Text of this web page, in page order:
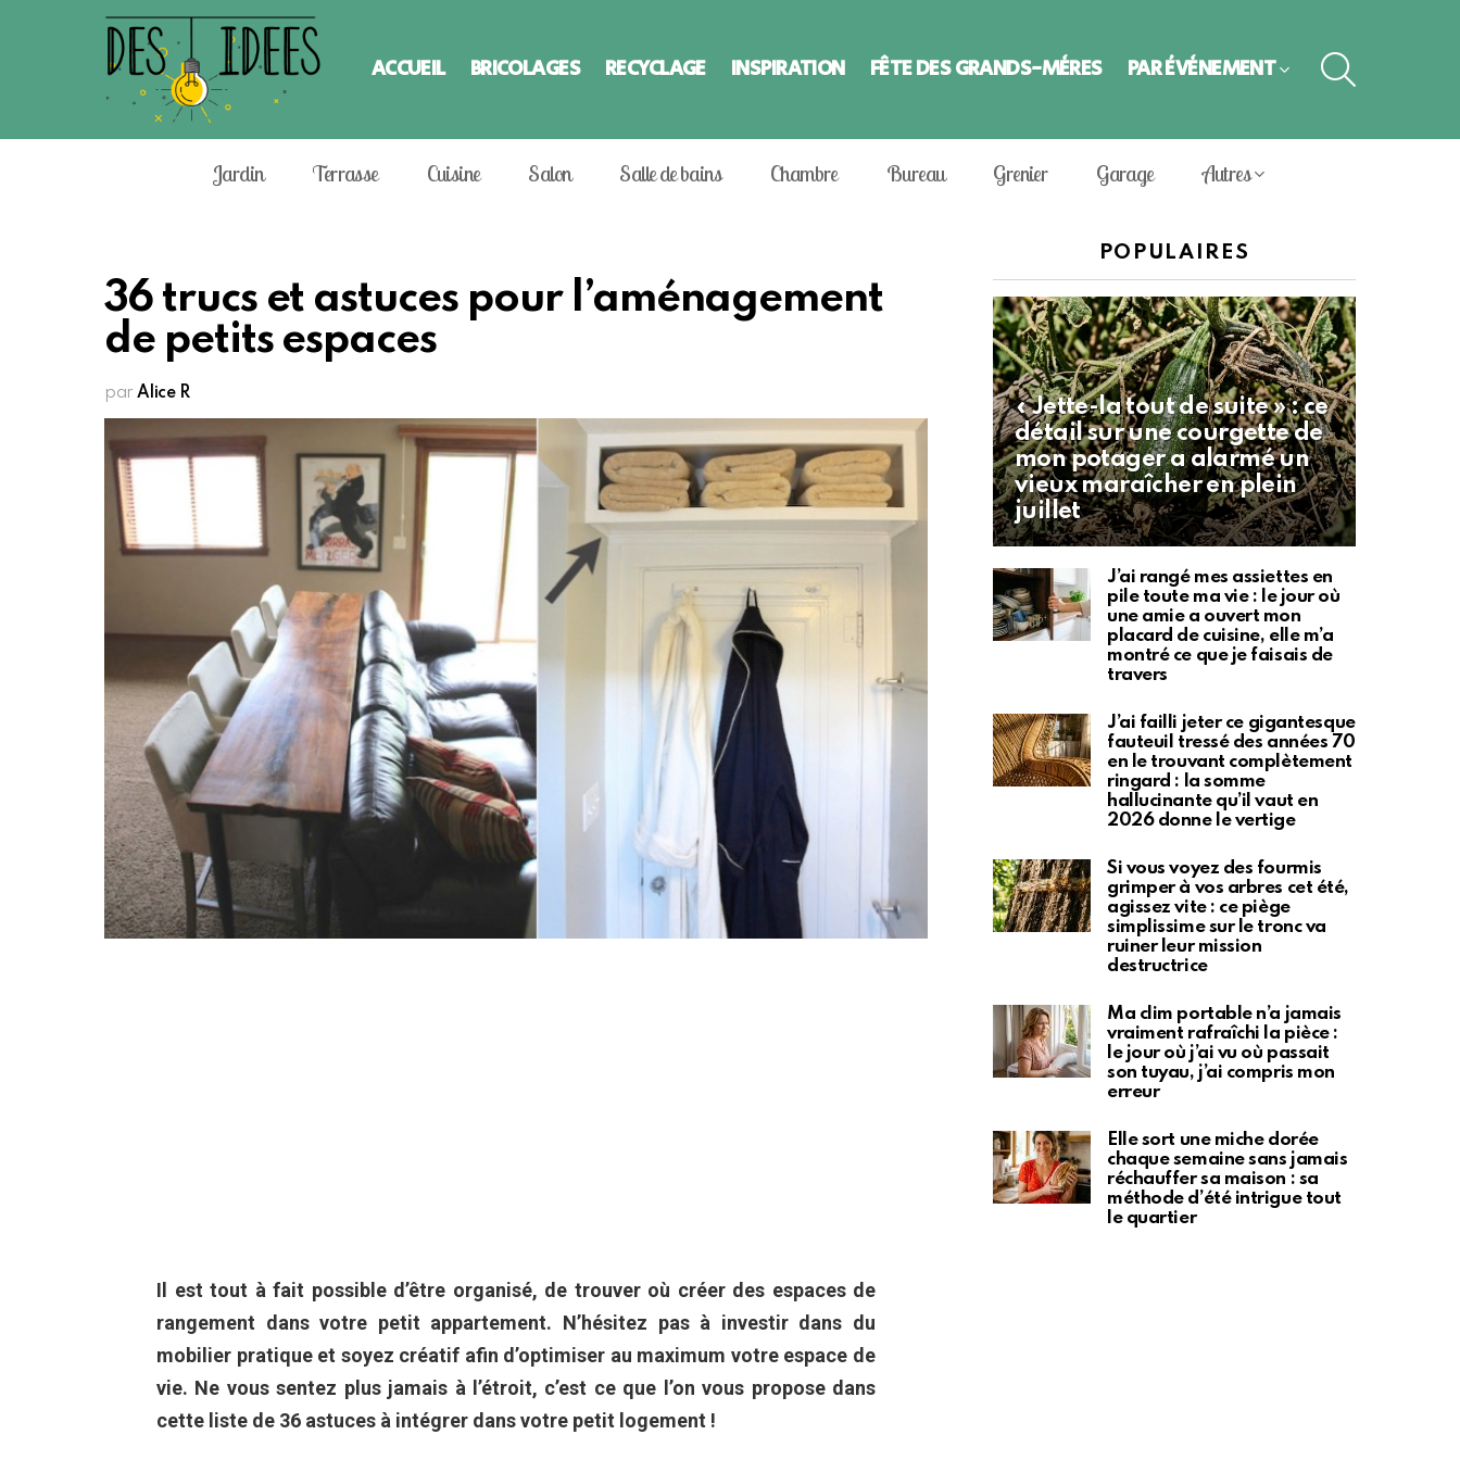
ACCUEIL BRICOLAGES RECYCLAGE INSPIRATION FÊTE DES GRANDS-MÈRES PAR ÉVÈNEMENT
Jardin Terrasse Cuisine Salon Salle de bains Chambre Bureau Grenier Garage Autres
36 trucs et astuces pour l’aménagement
de petits espaces
par Alice R
Il est tout à fait possible d’être organisé, de trouver où créer des espaces de
rangement dans votre petit appartement. N’hésitez pas à investir dans du
mobilier pratique et soyez créatif afin d’optimiser au maximum votre espace de
vie. Ne vous sentez plus jamais à l’étroit, c’est ce que l’on vous propose dans
cette liste de 36 astuces à intégrer dans votre petit logement !
POPULAIRES
« Jette-la tout de suite » : ce
détail sur une courgette de
mon potager a alarmé un
vieux maraîcher en plein
juillet
J’ai rangé mes assiettes en
pile toute ma vie : le jour où
une amie a ouvert mon
placard de cuisine, elle m’a
montré ce que je faisais de
travers
J’ai failli jeter ce gigantesque
fauteuil tressé des années 70
en le trouvant complètement
ringard : la somme
hallucinante qu’il vaut en
2026 donne le vertige
Si vous voyez des fourmis
grimper à vos arbres cet été,
agissez vite : ce piège
simplissime sur le tronc va
ruiner leur mission
destructrice
Ma clim portable n’a jamais
vraiment rafraîchi la pièce :
le jour où j’ai vu où passait
son tuyau, j’ai compris mon
erreur
Elle sort une miche dorée
chaque semaine sans jamais
réchauffer sa maison : sa
méthode d’été intrigue tout
le quartier